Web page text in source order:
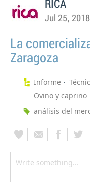
RICA
Jul 25,
La
Zaragoza
Informe
Ovino y caprino
análisis del